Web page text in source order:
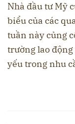
Nhà đầu tư Mỹ
biểu của các
tuần này củng
trường lao
yếu trong nhu